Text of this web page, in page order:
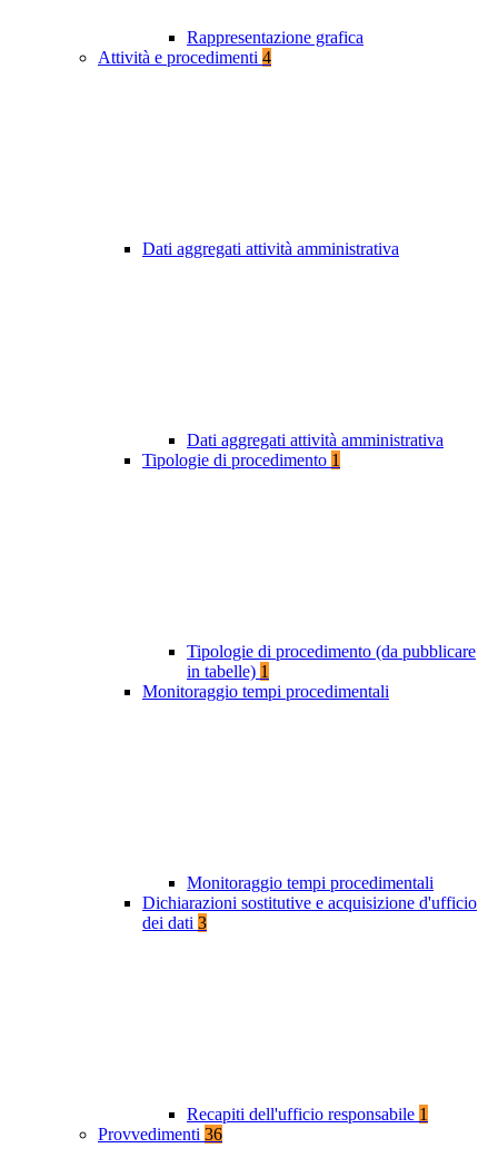
Rappresentazione grafica
Attività e procedimenti 4
Dati aggregati attività amministrativa
Dati aggregati attività amministrativa
Tipologie di procedimento 1
Tipologie di procedimento (da pubblicare
in tabelle) 1
Monitoraggio tempi procedimentali
Monitoraggio tempi procedimentali
Dichiarazioni sostitutive e acquisizione d'ufficio
dei dati 3
Recapiti dell'ufficio responsabile 1
Provvedimenti 36